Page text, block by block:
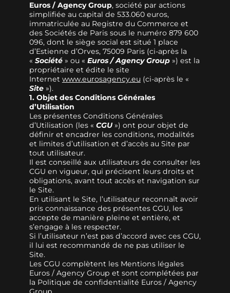
Euros / Agency Group, société par actions
simplifiée au capital de 533.060 euros,
immatriculée au Registre du Commerce et
des Sociétés de Paris sous le numéro 879 600
096, dont le siège social est situé 1 place
d’Estienne d’Orves, 75009 Paris (ci-après la
« Société» ou « Euros / Agency Group») est la
propriétaire et édite le site
Internet www.eurosagency.eu (ci-après le «
Site»).
1. Objet des Conditions Générales
d’Utilisation
Les présentes Conditions Générales
d’Utilisation (les « CGU») ont pour objet de
définir et encadrer les conditions, modalités
et limites d’utilisation et d’accès au Site par
tout utilisateur.
Il est conseillé aux utilisateurs de consulter les
CGU en vigueur, qui précisent leurs droits et
obligations, avant tout accès et navigation sur
le Site.
En utilisant le Site, l’utilisateur reconnaît avoir
pris connaissance des présentes CGU, les
accepte de manière pleine et entière, et
s’engage à les respecter.
Si l’utilisateur n’est pas d’accord avec ces CGU,
il lui est recommandé de ne pas utiliser le
Site.
Les CGU complètent les Mentions légales
Euros / Agency Group et sont complétées par
la Politique de confidentialité Euros / Agency